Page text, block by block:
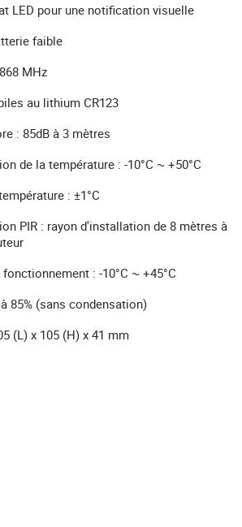
LED pour une notification visuelle
faible
MHz
au lithium CR123
: 85dB à 3 mètres
de la température : -10°C ~ +50°C
: ±1°C
PIR : rayon d'installation de 8 mètres à
: -10°C ~ +45°C
85% (sans condensation)
(L) x 105 (H) x 41 mm